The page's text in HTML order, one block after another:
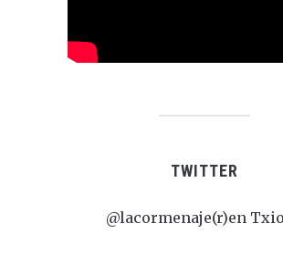
TWITTER
@lacormenaje(r)en